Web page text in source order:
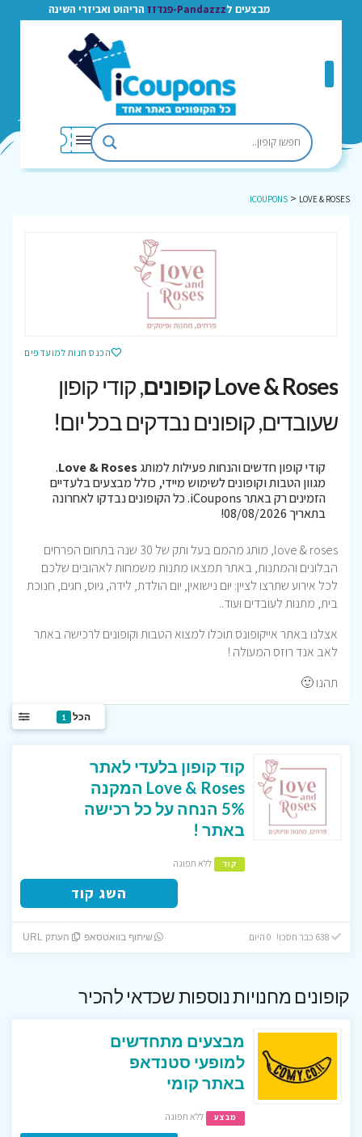
מבצעים ל Pandazzz-פנדזז הריהוט ואביזרי השינה
ICOUPONS > LOVE & ROSES
הכנס חנות למועדפים
Love & Roses קופונים
, קודי קופון
שעובדים, קופונים נבדקים בכל יום!
קודי קופון חדשים והנחות פעילות למותגLove & Roses
.
מגוון הטבות וקופונים לשימוש מיידי, כולל מבצעים בלעדיים
הזמינים רק באתר iCoupons. כל הקופונים נבדקו לאחרונה
בתאריך 08/08/2026!
love & roses, מותג מהמם בעל ותק של 30 שנה בתחום הפרחים
הבלונים והמתנות, באתר תמצאו מתנות משמחות לאהובים שלכם
לכל אירוע שתרצו לציין: יום נישואין, יום הולדת, לידה, גיוס, חגים, חנוכת
בית, מתנות לעובדים ועוד..
אצלנו באתר אייקופונס תוכלו למצוא הטבות וקופונים לרכישה באתר
לאב אנד רוזס המעולה !
תהנו 🙂
הכל 1
קוד קופון בלעדי לאתר
Love & Roses המקנה
5% הנחה על כל רכישה
באתר !
קוד ללא תפוגה
השג קוד
638 כבר חסכו! 0 היום שיתוף בוואטסאפ העתק URL
קופונים מחנויות נוספות שכדאי להכיר
מבצעים מתחדשים
למופעי סטנדאפ
באתר קומי
מבצע ללא תפוגה